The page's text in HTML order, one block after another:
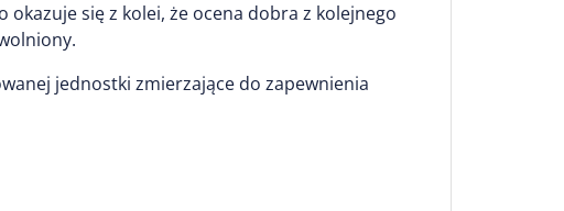
się z kolei, że ocena dobra z kolejnego
jednostki zmierzające do zapewnienia